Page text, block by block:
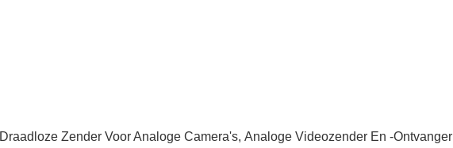
Draadloze Zender Voor Analoge Camera's, Analoge Videozender En -ontvanger